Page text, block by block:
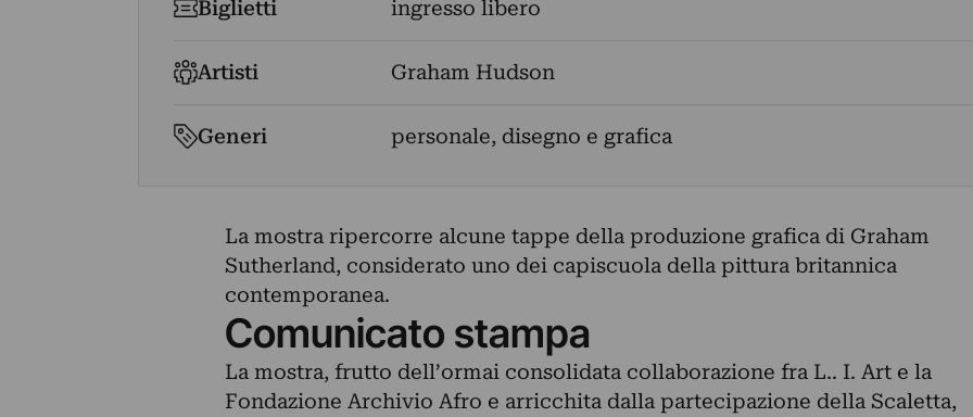
Biglietti ingresso libero
Artisti Graham Hudson
Generi personale, disegno e grafica
La mostra ripercorre alcune tappe della produzione grafica di Graham
Sutherland, considerato uno dei capiscuola della pittura britannica
contemporanea.
Comunicato stampa
La mostra, frutto dell’ormai consolidata collaborazione fra L.. I. Art e la
Fondazione Archivio Afro e arricchita dalla partecipazione della Scaletta,